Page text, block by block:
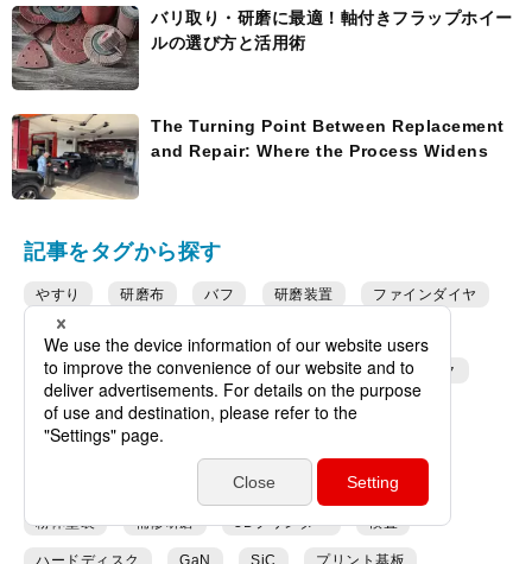
バリ取り・研磨に最適！軸付きフラップホイー
ルの選び方と活用術
The Turning Point Between Replacement
and Repair: Where the Process Widens
記事をタグから探す
やすり 研磨布 バフ 研磨装置 ファインダイヤ
研磨機
レジンクロスベルト スリット サンディングディスク
造船 プレスドホイール フラップホイール
光ファイバー
スラリー 木材
粉体塗装 補修研磨 3Dプリンター 検査
ハードディスク GaN SiC プリント基板